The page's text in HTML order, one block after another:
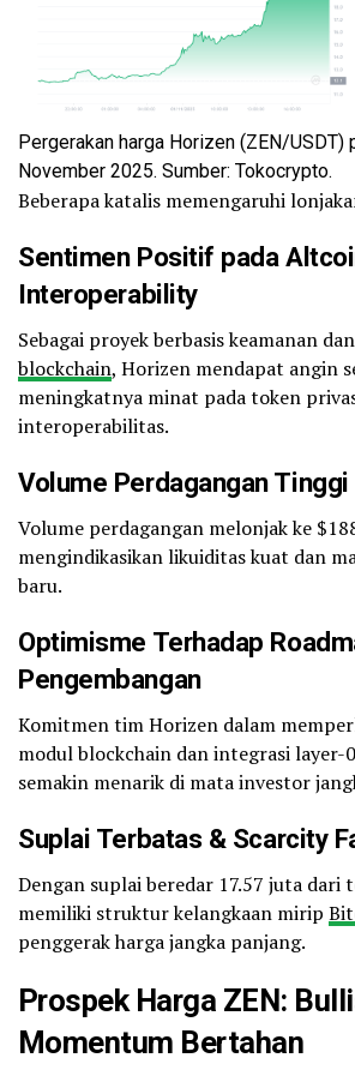
Pergerakan harga Horizen (ZEN/USDT)
November 2025. Sumber: Tokocrypto.
Beberapa katalis memengaruhi
Sentimen Positif pada
Interoperability
Sebagai proyek berbasis keamanan
blockchain, Horizen mendapat angin
meningkatnya minat pada token
interoperabilitas.
Volume Perdagangan Tinggi
Volume perdagangan melonjak ke
mengindikasikan likuiditas kuat dan
baru.
Optimisme Terhadap
Pengembangan
Komitmen tim Horizen dalam
modul blockchain dan integrasi layer-
semakin menarik di mata investor
Suplai Terbatas & Scarcity
Dengan suplai beredar 17.57 juta dari
memiliki struktur kelangkaan mirip
penggerak harga jangka panjang.
Prospek Harga ZEN:
Momentum Bertahan